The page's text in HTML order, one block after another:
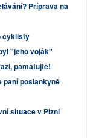
Příprava na
cyklisty
"jeho voják"
pamatujte!
paní poslankyně
situace v Plzni